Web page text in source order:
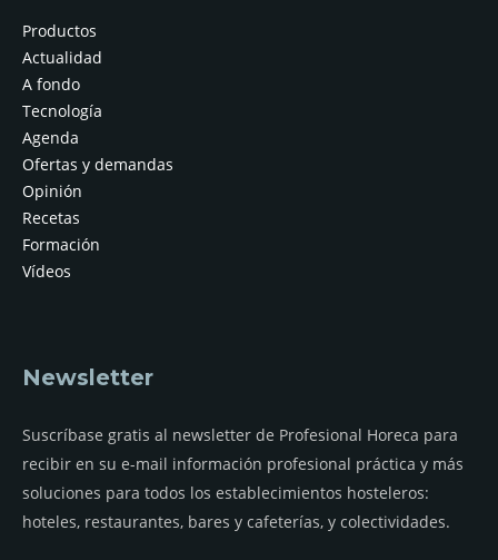
Productos
Actualidad
A fondo
Tecnología
Agenda
Ofertas y demandas
Opinión
Recetas
Formación
Vídeos
Newsletter
Suscríbase gratis al newsletter de Profesional Horeca para
recibir en su e-mail información profesional práctica y más
soluciones para todos los establecimientos hosteleros:
hoteles, restaurantes, bares y cafeterías, y colectividades.